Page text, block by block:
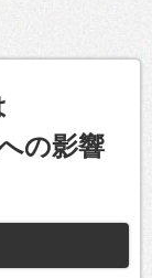
の影響